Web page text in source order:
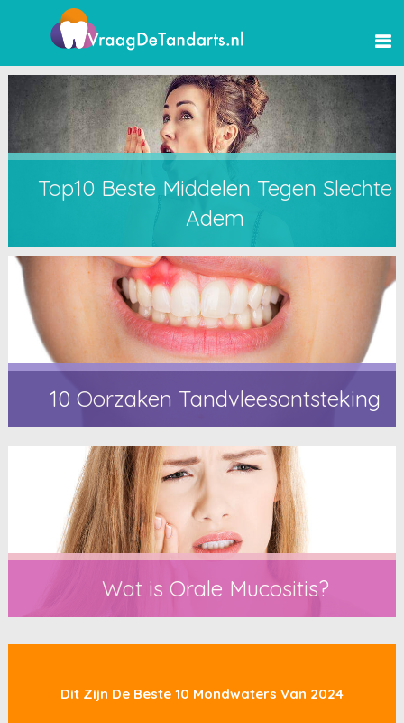
Top10 Beste Middelen Tegen Slechte
Adem
10 Oorzaken Tandvleesontsteking
Wat is Orale Mucositis?
Dit Zijn De Beste 10 Mondwaters Van 2024